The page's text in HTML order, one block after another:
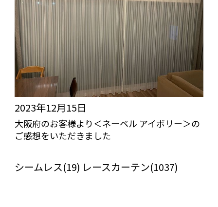
2023年12月15日
大阪府のお客様より＜ネーベル アイボリー＞の
ご感想をいただきました
シームレス(19) レースカーテン(1037)